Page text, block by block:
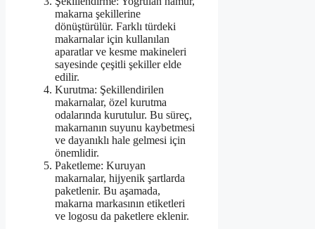
makarna şekillerine
dönüştürülür. Farklı türdeki
makarnalar için kullanılan
aparatlar ve kesme makineleri
sayesinde çeşitli şekiller elde
edilir.
Kurutma: Şekillendirilen
makarnalar, özel kurutma
odalarında kurutulur. Bu süreç,
makarnanın suyunu kaybetmesi
ve dayanıklı hale gelmesi için
önemlidir.
Paketleme: Kuruyan
makarnalar, hijyenik şartlarda
paketlenir. Bu aşamada,
makarna markasının etiketleri
ve logosu da paketlere eklenir.